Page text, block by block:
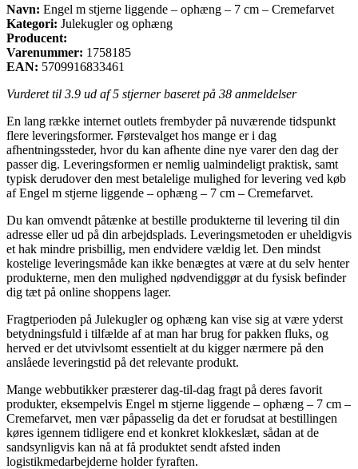
Navn: Engel m stjerne liggende – ophæng – 7 cm – Cremefarvet
Kategori: Julekugler og ophæng
Producent:
Varenummer: 1758185
EAN: 5709916833461
Vurderet til 3.9 ud af 5 stjerner baseret på 38 anmeldelser
En lang række internet outlets frembyder på nuværende tidspunkt
flere leveringsformer. Førstevalget hos mange er i dag
afhentningssteder, hvor du kan afhente dine nye varer den dag der
passer dig. Leveringsformen er nemlig ualmindeligt praktisk, samt
typisk derudover den mest betalelige mulighed for levering ved køb
af Engel m stjerne liggende – ophæng – 7 cm – Cremefarvet.
Du kan omvendt påtænke at bestille produkterne til levering til din
adresse eller ud på din arbejdsplads. Leveringsmetoden er uheldigvis
et hak mindre prisbillig, men endvidere vældig let. Den mindst
kostelige leveringsmåde kan ikke benægtes at være at du selv henter
produkterne, men den mulighed nødvendiggør at du fysisk befinder
dig tæt på online shoppens lager.
Fragtperioden på Julekugler og ophæng kan vise sig at være yderst
betydningsfuld i tilfælde af at man har brug for pakken fluks, og
herved er det utvivlsomt essentielt at du kigger nærmere på den
anslåede leveringstid på det relevante produkt.
Mange webbutikker præsterer dag-til-dag fragt på deres favorit
produkter, eksempelvis Engel m stjerne liggende – ophæng – 7 cm –
Cremefarvet, men vær påpasselig da det er forudsat at bestillingen
køres igennem tidligere end et konkret klokkeslæt, sådan at de
sandsynligvis kan nå at få produktet sendt afsted inden
logistikmedarbejderne holder fyraften.